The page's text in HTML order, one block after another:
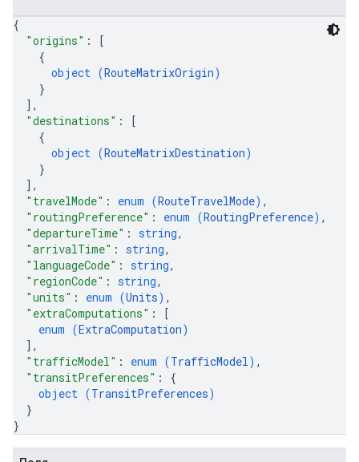
{
"origins" :
[
{
object (RouteMatrixOrigin)
}
] ,
"destinations" :
[
{
object (RouteMatrixDestination)
}
] ,
"travelMode" : enum (RouteTravelMode) ,
"routingPreference" : enum (RoutingPreference) ,
"departureTime" : string,
"arrivalTime" : string,
"languageCode" : string,
"regionCode" : string,
"units" : enum (Units) ,
"extraComputations" :
[
enum (ExtraComputation)
] ,
"trafficModel" : enum (TrafficModel) ,
"transitPreferences" : {
object (TransitPreferences)
}
}